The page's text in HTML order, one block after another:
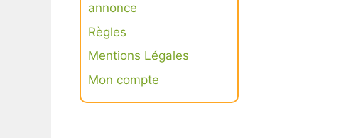
annonce
Règles
Mentions Légales
Mon compte
Connexion